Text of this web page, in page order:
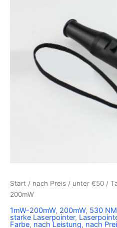
Start / nach Preis / unter €50 /
200mW
1mW-200mW, 200mW, 530
starke Laserpointer,
Farbe, nach Leistung, nach